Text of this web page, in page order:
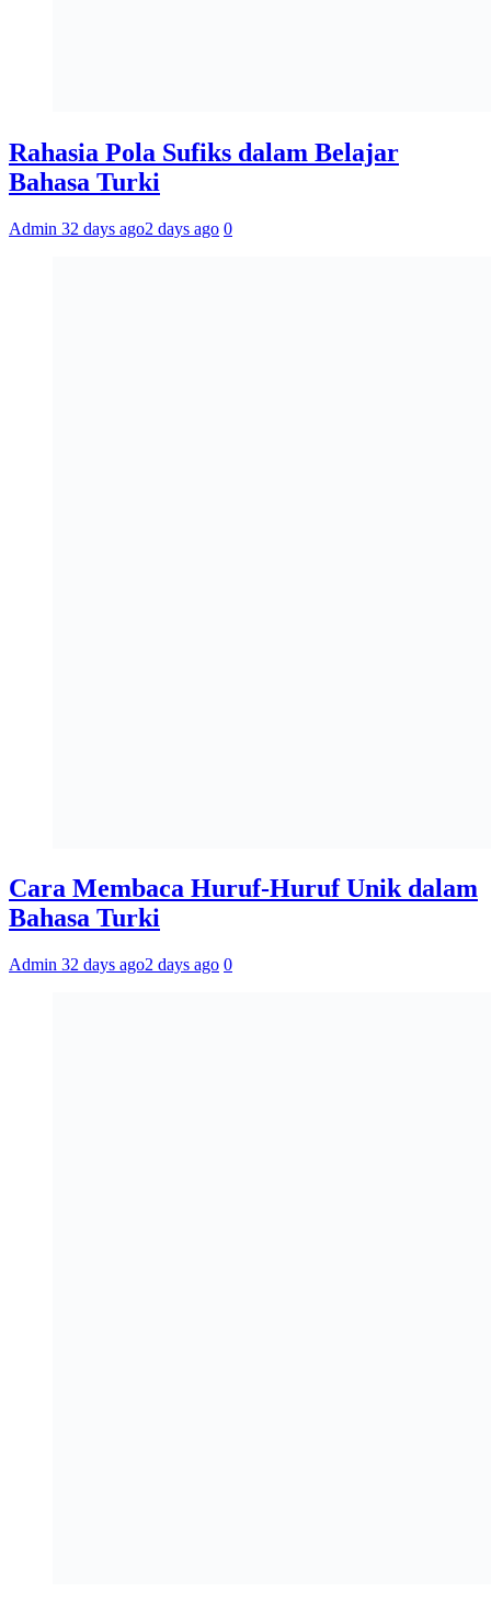
Rahasia Pola Sufiks dalam Belajar
Bahasa Turki
Admin 32 days ago2 days ago 0
Cara Membaca Huruf-Huruf Unik dalam
Bahasa Turki
Admin 32 days ago2 days ago 0